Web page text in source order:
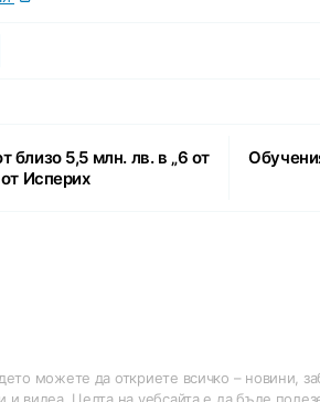
близо 5,5 млн. лв. в „6 от
Исперих
можете да откриете всичко – новини,
и видеа. Целта на уебсайта е да бъде